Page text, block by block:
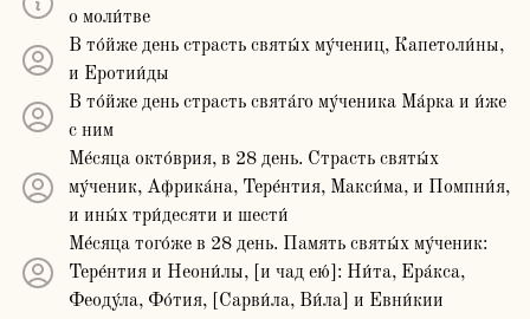
о моли́тве
В то́йже день страсть святы́х му́чениц, Капетоли́ны,
и Еротии́ды
В то́йже день страсть свята́го му́ченика Ма́рка и и́же
с ним
Ме́сяца окто́врия, в 28 день. Страсть святы́х
му́ченик, Африка́на, Тере́нтия, Макси́ма, и Помпни́я,
и ины́х три́десяти и шести́
Ме́сяца того́же в 28 день. Память святы́х му́ченик:
Тере́нтия и Неони́лы, [и чад ею́]: Ни́та, Ера́кса,
Феоду́ла, Фо́тия, [Сарви́ла, Ви́ла] и Евни́кии